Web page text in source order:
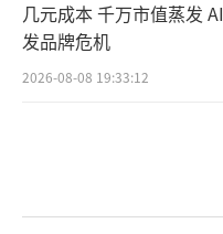
几元成本 千万市值蒸发
发品牌危机
2026-08-08 19:33:12